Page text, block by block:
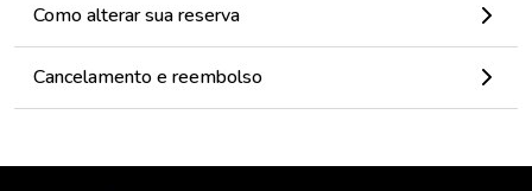
Como alterar sua reserva
Cancelamento e reembolso